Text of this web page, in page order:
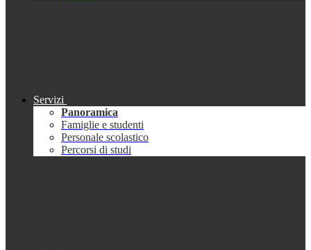
Servizi
Panoramica
Famiglie e studenti
Personale scolastico
Percorsi di studi